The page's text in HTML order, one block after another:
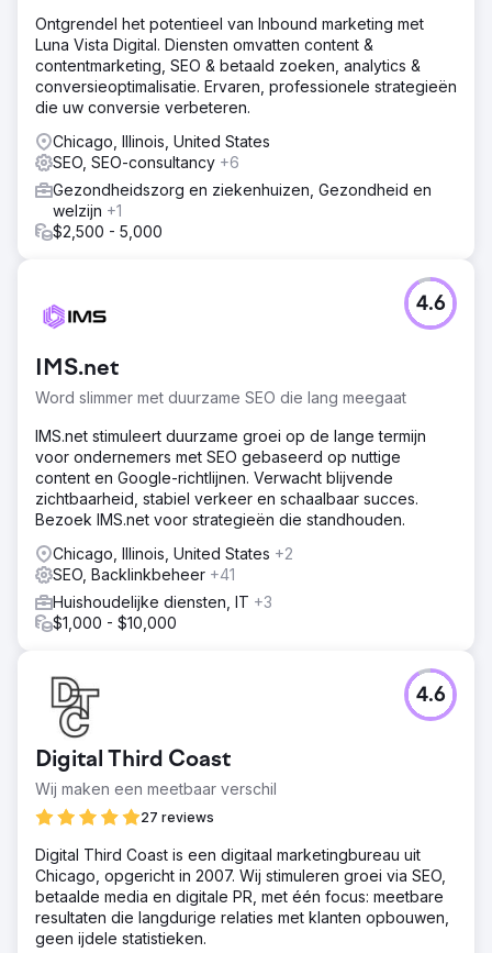
hoogwaardige dienstenaanbod, waardoor ze de lokale
markt domineerde.
Naar bureaupagina
Ontgrendel het potentieel van Inbound marketing met
Luna Vista Digital. Diensten omvatten content &
contentmarketing, SEO & betaald zoeken, analytics &
conversieoptimalisatie. Ervaren, professionele strategieën
die uw conversie verbeteren.
Chicago, Illinois, United States
SEO, SEO-consultancy +6
Gezondheidszorg en ziekenhuizen, Gezondheid en
welzijn +1
$2,500 - 5,000
IMS.net
Word slimmer met duurzame SEO die lang meegaat
4.6
IMS.net stimuleert duurzame groei op de lange termijn
voor ondernemers met SEO gebaseerd op nuttige
content en Google-richtlijnen. Verwacht blijvende
zichtbaarheid, stabiel verkeer en schaalbaar succes.
Bezoek IMS.net voor strategieën die standhouden.
Chicago, Illinois, United States +2
SEO, Backlinkbeheer +41
Huishoudelijke diensten, IT +3
$1,000 - $10,000
Digital Third Coast
Wij maken een meetbaar verschil
27 reviews
4.6
Digital Third Coast is een digitaal marketingbureau uit
Chicago, opgericht in 2007. Wij stimuleren groei via SEO,
betaalde media en digitale PR, met één focus: meetbare
resultaten die langdurige relaties met klanten opbouwen,
geen ijdele statistieken.